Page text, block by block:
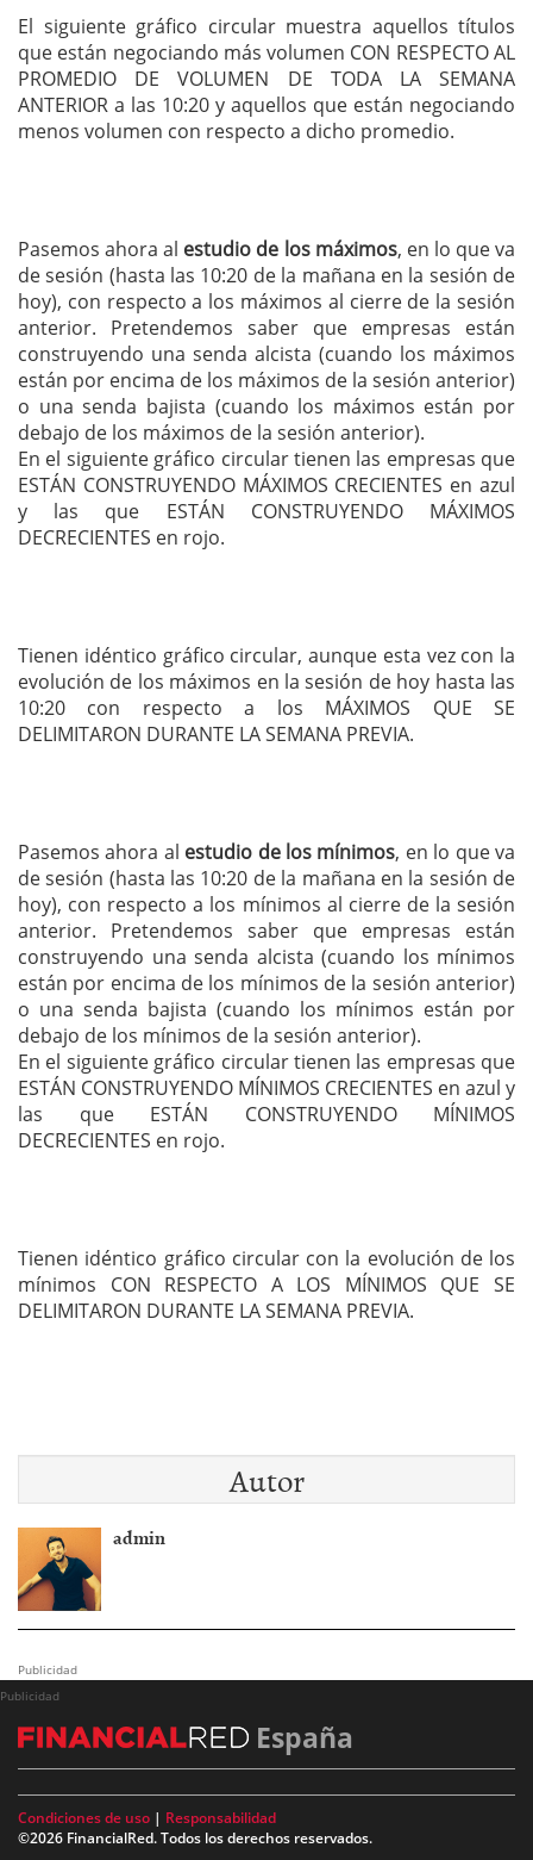
El siguiente gráfico circular muestra aquellos títulos
que están negociando más volumen CON RESPECTO AL
PROMEDIO DE VOLUMEN DE TODA LA SEMANA
ANTERIOR a las 10:20 y aquellos que están negociando
menos volumen con respecto a dicho promedio.
Pasemos ahora al estudio de los máximos, en lo que va
de sesión (hasta las 10:20 de la mañana en la sesión de
hoy), con respecto a los máximos al cierre de la sesión
anterior. Pretendemos saber que empresas están
construyendo una senda alcista (cuando los máximos
están por encima de los máximos de la sesión anterior)
o una senda bajista (cuando los máximos están por
debajo de los máximos de la sesión anterior).
En el siguiente gráfico circular tienen las empresas que
ESTÁN CONSTRUYENDO MÁXIMOS CRECIENTES en azul
y las que ESTÁN CONSTRUYENDO MÁXIMOS
DECRECIENTES en rojo.
Tienen idéntico gráfico circular, aunque esta vez con la
evolución de los máximos en la sesión de hoy hasta las
10:20 con respecto a los MÁXIMOS QUE SE
DELIMITARON DURANTE LA SEMANA PREVIA.
Pasemos ahora al estudio de los mínimos, en lo que va
de sesión (hasta las 10:20 de la mañana en la sesión de
hoy), con respecto a los mínimos al cierre de la sesión
anterior. Pretendemos saber que empresas están
construyendo una senda alcista (cuando los mínimos
están por encima de los mínimos de la sesión anterior)
o una senda bajista (cuando los mínimos están por
debajo de los mínimos de la sesión anterior).
En el siguiente gráfico circular tienen las empresas que
ESTÁN CONSTRUYENDO MÍNIMOS CRECIENTES en azul y
las que ESTÁN CONSTRUYENDO MÍNIMOS
DECRECIENTES en rojo.
Tienen idéntico gráfico circular con la evolución de los
mínimos CON RESPECTO A LOS MÍNIMOS QUE SE
DELIMITARON DURANTE LA SEMANA PREVIA.
Autor
admin
Publicidad
Publicidad
España
Condiciones de uso | Responsabilidad
©2026 FinancialRed. Todos los derechos reservados.